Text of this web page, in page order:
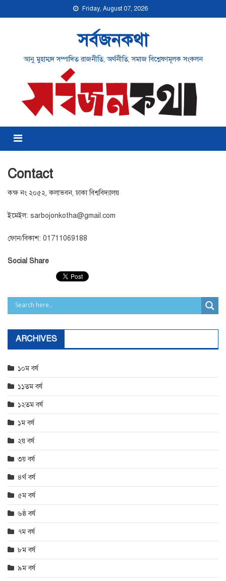
to
Friday, August 07, 2026
সর্বজনকথা
আনু মুহাম্মদ সম্পাদিত রাজনীতি, অর্থনীতি, সমাজ বিশ্লেষণমূলক সংকলন
Menu
Contact
কক্ষ নং ২০৫২, কলাভবন, ঢাকা বিশ্ববিদ্যালয়
ইমেইল: sarbojonkotha@gmail.com
ফোন/বিকাশ: 01711069188
Social Share
ARCHIVES
১০ম বর্ষ
১১তম বর্ষ
১২তম বর্ষ
১ম বর্ষ
২য় বর্ষ
৩য় বর্ষ
৪র্থ বর্ষ
৫ম বর্ষ
৬ষ্ঠ বর্ষ
৭ম বর্ষ
৮ম বর্ষ
৯ম বর্ষ